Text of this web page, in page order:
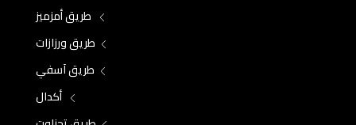
طريق أمزميز
طريق ورزازات
طريق آسفي
أكدال